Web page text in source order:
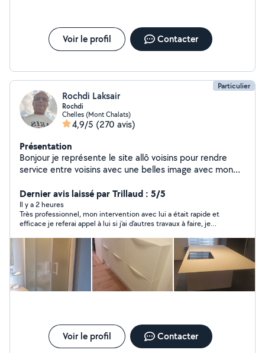
Voir le profil Contacter
Particulier
Rochdi Laksair
Rochdi
Chelles (Mont Chalats)
4,9/5 (270 avis)
Présentation
Bonjour je représente le site allô voisins pour rendre
service entre voisins avec une belles image avec mon
peint la plomberie l'électricité montage de meubles
montage de cuisine fixation de télé et barre de rideaux
pose étagère pose lino je fais aussi du jardinage Les
commentaires de mais clients vous montre la
satisfaction de mon travail Je reste a votre service
cordialement
Dernier avis laissé par Trillaud : 5/5
Il y a 2 heures
Très professionnel, mon intervention avec lui a était rapide et
efficace je referai appel à lui si j’ai d’autres travaux à faire, je
Voir le profil Contacter